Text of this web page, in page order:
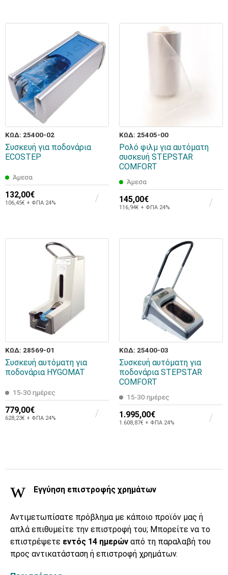
ΚΩΔ: 25400-02
Συσκευή για ποδονάρια
ECOSTEP
Άμεσα
132,00€
106,45€ + ΦΠΑ 24%
ΚΩΔ: 25405-00
Ρολό φιλμ για αυτόματη
συσκευή STEPSTAR
COMFORT
Άμεσα
145,00€
116,94€ + ΦΠΑ 24%
ΚΩΔ: 28569-01
Συσκευή αυτόματη για
ποδονάρια HYGOMAT
15-30 ημέρες
779,00€
628,23€ + ΦΠΑ 24%
ΚΩΔ: 25400-03
Συσκευή αυτόματη για
ποδονάρια STEPSTAR
COMFORT
15-30 ημέρες
1.995,00€
1.608,87€ + ΦΠΑ 24%
Εγγύηση επιστροφής χρημάτων
Αντιμετωπίσατε πρόβλημα με κάποιο προϊόν μας ή
απλά επιθυμείτε την επιστροφή του; Μπορείτε να το
επιστρέψετε εντός 14 ημερών από τη παραλαβή του
προς αντικατάσταση ή επιστροφή χρημάτων.